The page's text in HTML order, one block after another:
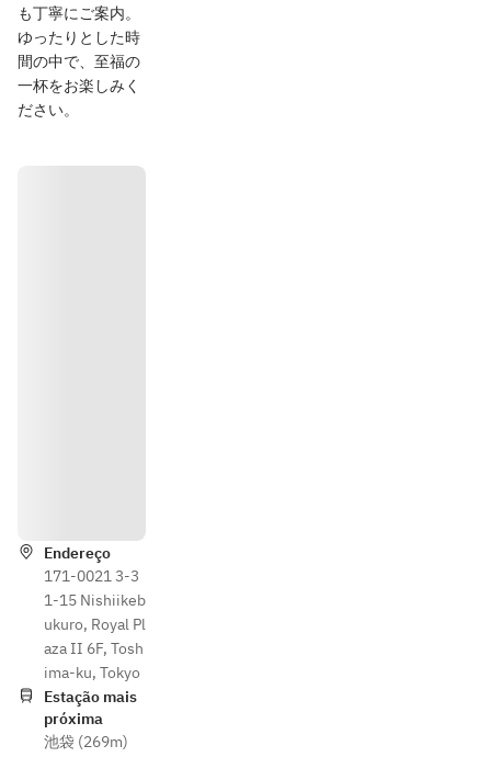
も丁寧にご案内。
ゆったりとした時
間の中で、至福の
一杯をお楽しみく
ださい。
Endereço
171-0021 3-3
1-15 Nishiikeb
ukuro, Royal Pl
aza II 6F, Tosh
ima-ku, Tokyo
Estação mais
próxima
池袋 (269m)